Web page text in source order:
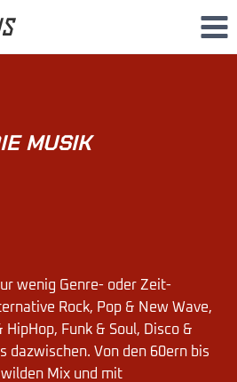
MUSIK
wenig Genre- oder Zeit-
Rock, Pop & New Wave,
HipHop, Funk & Soul, Disco &
dazwischen. Von den 60ern bis
Mix und mit